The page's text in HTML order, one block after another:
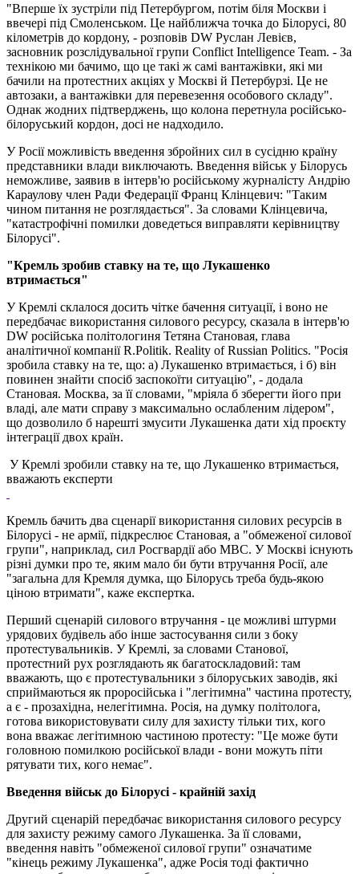
"Вперше їх зустріли під Петербургом, потім біля Москви і
ввечері під Смоленськом. Це найближча точка до Білорусі, 80
кілометрів до кордону, - розповів DW Руслан Левієв,
засновник розслідувальної групи Conflict Intelligence Team. - За
технікою ми бачимо, що це такі ж самі вантажівки, які ми
бачили на протестних акціях у Москві й Петербурзі. Це не
автозаки, а вантажівки для перевезення особового складу".
Однак жодних підтверджень, що колона перетнула російсько-
білоруський кордон, досі не надходило.
У Росії можливість введення збройних сил в сусідню країну
представники влади виключають. Введення військ у Білорусь
неможливе, заявив в інтерв'ю російському журналісту Андрію
Караулову член Ради Федерації Франц Клінцевич: "Таким
чином питання не розглядається". За словами Клінцевича,
"катастрофічні помилки доведеться виправляти керівництву
Білорусі".
"Кремль зробив ставку на те, що Лукашенко
втримається"
У Кремлі склалося досить чітке бачення ситуації, і воно не
передбачає використання силового ресурсу, сказала в інтерв'ю
DW російська політологиня Тетяна Становая, глава
аналітичної компанії R.Politik. Reality of Russian Politics. "Росія
зробила ставку на те, що: а) Лукашенко втримається, і б) він
повинен знайти спосіб заспокоїти ситуацію", - додала
Становая. Москва, за її словами, "мріяла б зберегти його при
владі, але мати справу з максимально ослабленим лідером",
що дозволило б нарешті змусити Лукашенка дати хід проєкту
інтеграції двох країн.
У Кремлі зробили ставку на те, що Лукашенко втримається,
вважають експерти
Кремль бачить два сценарії використання силових ресурсів в
Білорусі - не армії, підкреслює Становая, а "обмеженої силової
групи", наприклад, сил Росгвардії або МВС. У Москві існують
різні думки про те, яким мало би бути втручання Росії, але
"загальна для Кремля думка, що Білорусь треба будь-якою
ціною втримати", каже експертка.
Перший сценарій силового втручання - це можливі штурми
урядових будівель або інше застосування сили з боку
протестувальників. У Кремлі, за словами Станової,
протестний рух розглядають як багатоскладовий: там
вважають, що є протестувальники з білоруських заводів, які
сприймаються як проросійська і "легітимна" частина протесту,
а є - прозахідна, нелегітимна. Росія, на думку політолога,
готова використовувати силу для захисту тільки тих, кого
вона вважає легітимною частиною протесту: "Це може бути
головною помилкою російської влади - вони можуть піти
рятувати тих, кого немає".
Введення військ до Білорусі - крайній захід
Другий сценарій передбачає використання силового ресурсу
для захисту режиму самого Лукашенка. За її словами,
введення навіть "обмеженої силової групи" означатиме
"кінець режиму Лукашенка", адже Росія тоді фактично